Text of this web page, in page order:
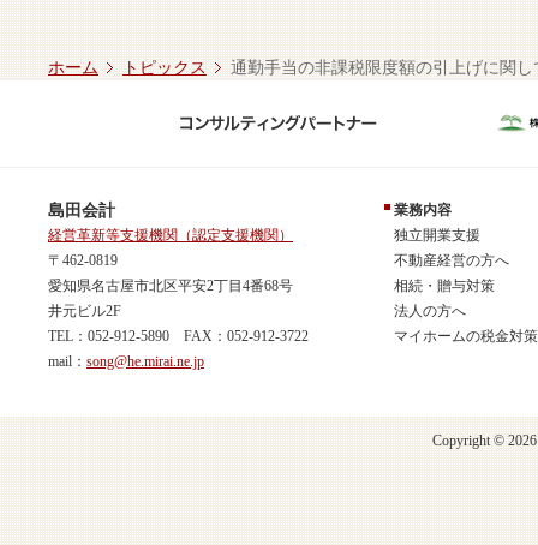
ホーム トピックス 通勤手当の非課税限度額の引上げに関し
島田会計
経営革新等支援機関（認定支援機関）
〒462-0819
愛知県名古屋市北区平安2丁目4番68号
井元ビル2F
TEL：052-912-5890 FAX：052-912-3722
mail： song@he.mirai.ne.jp
業務内容
独立開業支援
不動産経営の方へ
相続・贈与対策
法人の方へ
マイホームの税金対策
Copyright © 2026